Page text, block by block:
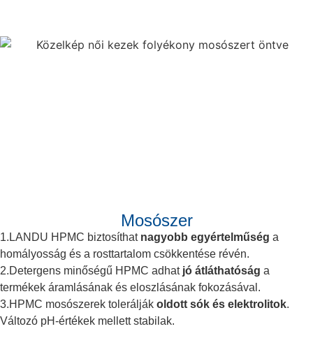
Mosószer
1.LANDU HPMC biztosíthat nagyobb egyértelműség a
homályosság és a rosttartalom csökkentése révén.
2.Detergens minőségű HPMC adhat jó átláthatóság a
termékek áramlásának és eloszlásának fokozásával.
3.HPMC mosószerek tolerálják oldott sók és elektrolitok.
Változó pH-értékek mellett stabilak.